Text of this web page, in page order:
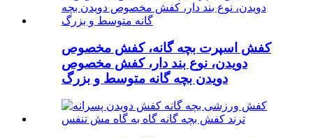
کفش اسپرت بچه گانه، کفش مخصوص
دویدن، نوع بند دار، کفش مخصوص
دویدن بچه گانه متوسط ​​و بزرگ